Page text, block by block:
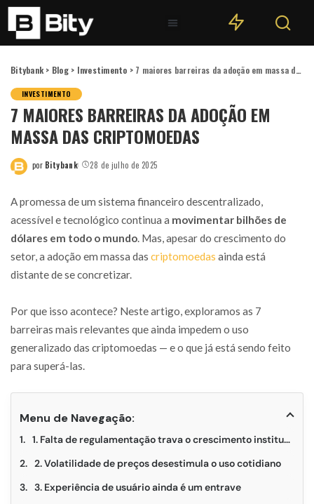
Bitybank > Blog> Investimento > 7 maiores barreiras da adoção em massa das criptomoedas
INVESTIMENTO
7 MAIORES BARREIRAS DA ADOÇÃO EM
MASSA DAS CRIPTOMOEDAS
por Bitybank 28 de julho de 2025
A promessa de um sistema financeiro descentralizado,
acessível e tecnológico continua a movimentar bilhões de
dólares em todo o mundo. Mas, apesar do crescimento do
setor, a adoção em massa das criptomoedas ainda está
distante de se concretizar.
Por que isso acontece? Neste artigo, exploramos as 7
barreiras mais relevantes que ainda impedem o uso
generalizado das criptomoedas — e o que já está sendo feito
para superá-las.
Menu de Navegação:
1. Falta de regulamentação trava o crescimento institucional
2. Volatilidade de preços desestimula o uso cotidiano
3. Experiência de usuário ainda é um entrave